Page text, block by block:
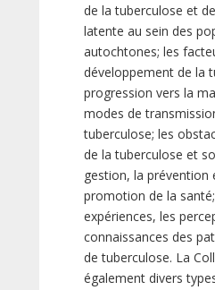
de la tuberculose et
latente au sein des
autochtones; les
développement de la
progression vers la
modes de
tuberculose; les
de la tuberculose et
gestion, la prévention
promotion de la
expériences, les
connaissances des
de tuberculose. La
également divers